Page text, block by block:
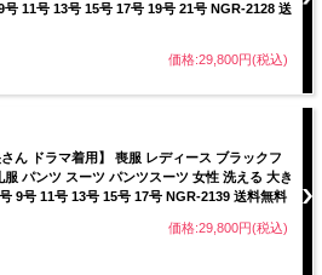
号 11号 13号 15号 17号 19号 21号 NGR-2128 送
価格:29,800円(税込)
さん ドラマ着用】 喪服 レディース ブラックフ
服 パンツ スーツ パンツスーツ 女性 洗える 大き
9号 11号 13号 15号 17号 NGR-2139 送料無料
価格:29,800円(税込)